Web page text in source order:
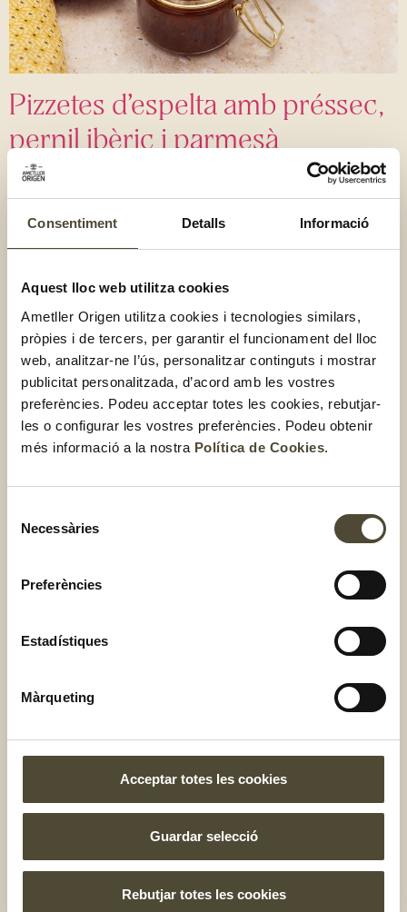
Consentiment Detalls Informació
Aquest lloc web utilitza cookies
Ametller Origen utilitza cookies i tecnologies similars,
pròpies i de tercers, per garantir el funcionament del lloc
web, analitzar-ne l’ús, personalitzar continguts i mostrar
publicitat personalitzada, d’acord amb les vostres
preferències. Podeu acceptar totes les cookies, rebutjar-
les o configurar les vostres preferències. Podeu obtenir
més informació a la nostra Política de Cookies.
Necessàries
Preferències
Estadístiques
Màrqueting
Acceptar totes les cookies
Guardar selecció
Rebutjar totes les cookies
Pizzetes d’espelta amb préssec,
pernil ibèric i parmesà
Batut de préssec i nibs de cacau